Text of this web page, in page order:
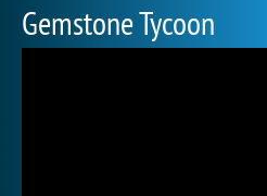
Gemstone Tycoon